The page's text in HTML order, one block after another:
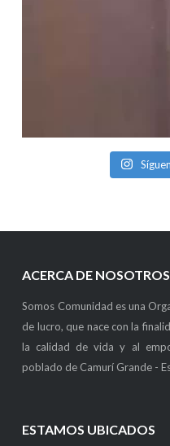
ACERCA DE NOSOTROS
Somos Comunidad es una
de lucro, que nace con la
la calidad de vida y al
poblado de Camurí Grande -
ESTAMOS UBICADOS